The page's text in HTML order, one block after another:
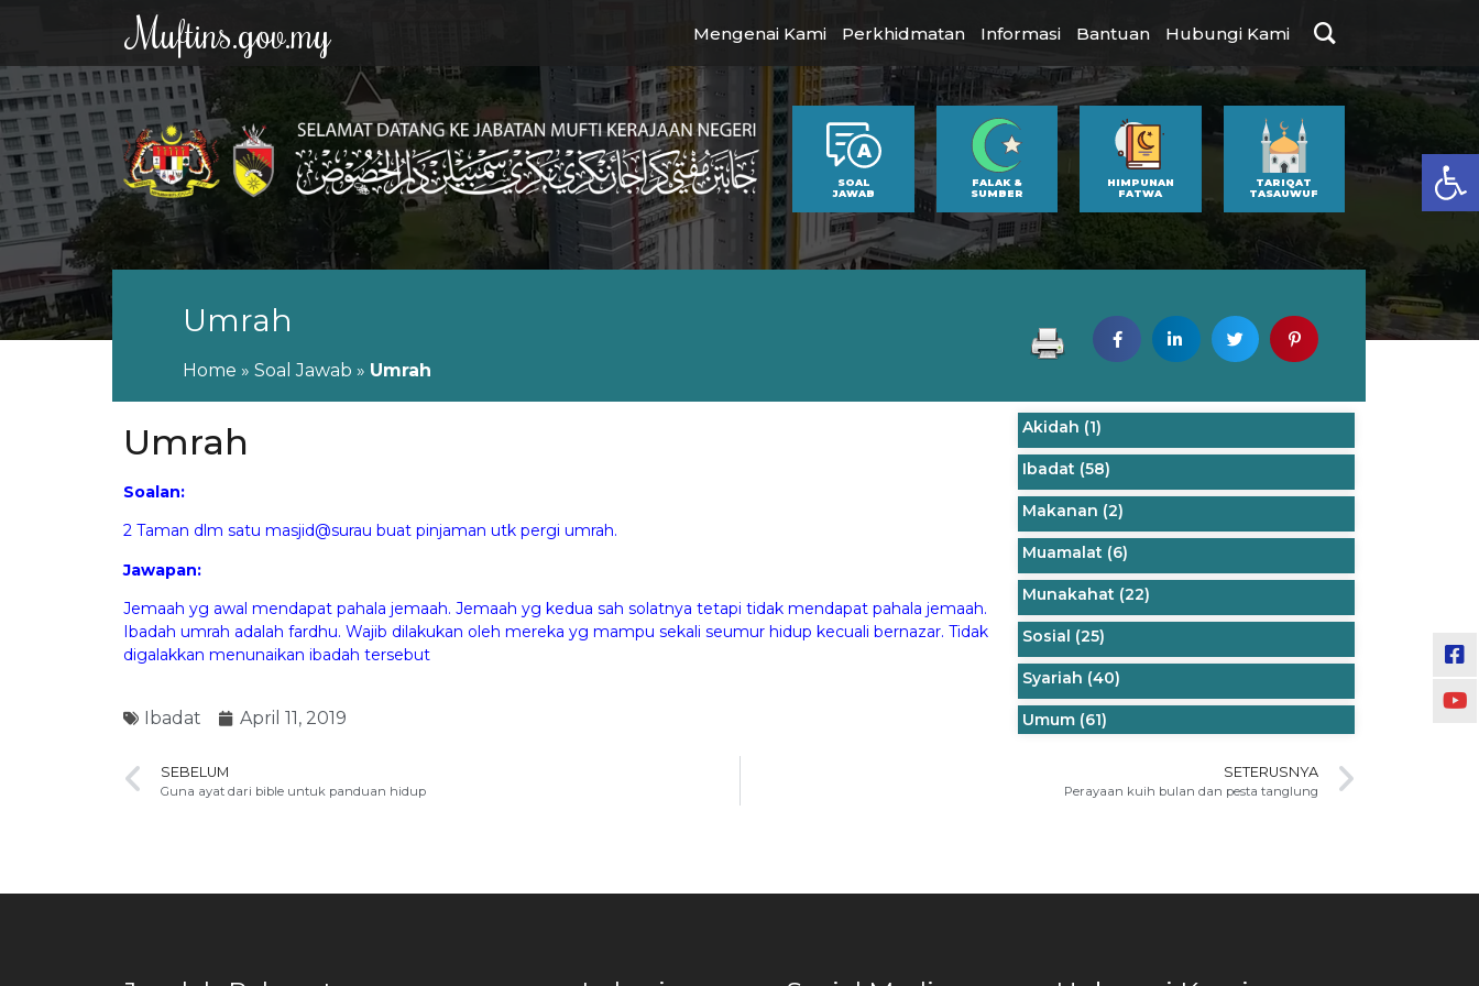
Muftins.gov.my Mengenai Kami Perkhidmatan Informasi Bantuan Hubungi Kami
SOAL
JAWAB
FALAK &
SUMBER
HIMPUNAN
FATWA
TARIQAT
TASAUWUF
Umrah
Home » Soal Jawab » Umrah
Umrah
Soalan:
2 Taman dlm satu masjid@surau buat pinjaman utk pergi umrah.
Jawapan:
Jemaah yg awal mendapat pahala jemaah. Jemaah yg kedua sah solatnya tetapi tidak mendapat pahala jemaah.
Ibadah umrah adalah fardhu. Wajib dilakukan oleh mereka yg mampu sekali seumur hidup kecuali bernazar. Tidak
digalakkan menunaikan ibadah tersebut
Ibadat April 11, 2019
Akidah (1)
Ibadat (58)
Makanan (2)
Muamalat (6)
Munakahat (22)
Sosial (25)
Syariah (40)
Umum (61)
SEBELUM
Guna ayat dari bible untuk panduan hidup
SETERUSNYA
Perayaan kuih bulan dan pesta tanglung